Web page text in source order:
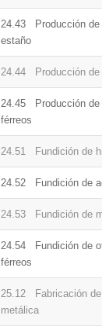
24.43 Producción de
estaño
24.44 Producción de
24.45 Producción de
férreos
24.51 Fundición de
24.52 Fundición de
24.53 Fundición de
24.54 Fundición de
férreos
25.12 Fabricación
metálica